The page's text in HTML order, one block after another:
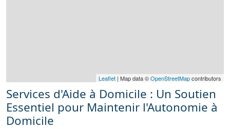
Leaflet | Map data ©OpenStreetMapcontributors
Services d'Aide à Domicile : Un Soutien
Essentiel pour Maintenir l'Autonomie à
Domicile